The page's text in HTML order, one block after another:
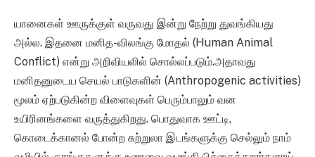
யானைகள் ஊருக்குள் வருவது இன்று நேற்று துவங்கியது
அல்ல. இதனை மனித-விலங்கு மோதல் (Human Animal
Conflict) என்று அறிவியலில் சொல்லப்படும்.அதாவது
மனிதனுடைய செயல் பாடுகளின் (Anthropogenic activities)
மூலம் ஏற்படுகின்ற விளைவுகள் பெரும்பாலும் வன
உயிரினங்களை வருத்துகிறது. பொதுவாக ஊட்டி,
கொடைக்கானல் போன்ற சுற்றுலா இடங்களுக்கு செல்லும் நாம்